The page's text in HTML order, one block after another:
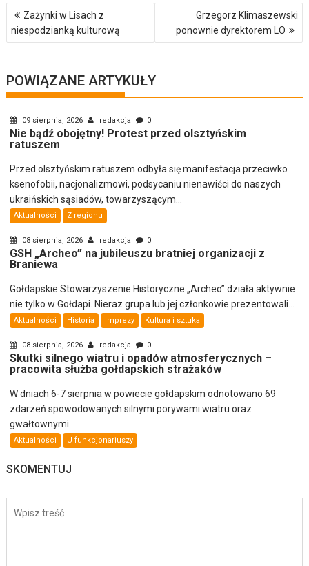
Nawigacja
wpisu
Zażynki w Lisach z
niespodzianką kulturową
Grzegorz Klimaszewski
ponownie dyrektorem LO
POWIĄZANE ARTYKUŁY
09 sierpnia, 2026 redakcja 0
Nie bądź obojętny! Protest przed olsztyńskim
ratuszem
Przed olsztyńskim ratuszem odbyła się manifestacja przeciwko
ksenofobii, nacjonalizmowi, podsycaniu nienawiści do naszych
ukraińskich sąsiadów, towarzyszącym...
Aktualności Z regionu
08 sierpnia, 2026 redakcja 0
GSH „Archeo” na jubileuszu bratniej organizacji z
Braniewa
Gołdapskie Stowarzyszenie Historyczne „Archeo” działa aktywnie
nie tylko w Gołdapi. Nieraz grupa lub jej członkowie prezentowali...
Aktualności Historia Imprezy Kultura i sztuka
08 sierpnia, 2026 redakcja 0
Skutki silnego wiatru i opadów atmosferycznych –
pracowita służba gołdapskich strażaków
W dniach 6-7 sierpnia w powiecie gołdapskim odnotowano 69
zdarzeń spowodowanych silnymi porywami wiatru oraz
gwałtownymi...
Aktualności U funkcjonariuszy
SKOMENTUJ